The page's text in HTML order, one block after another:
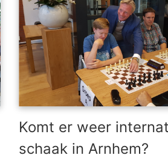
Komt er weer
schaak in Arnhem?